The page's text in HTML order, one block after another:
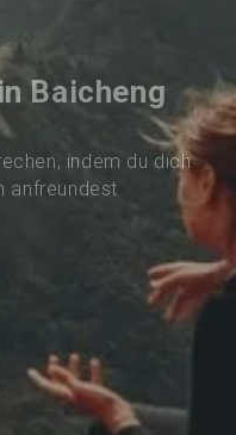
Baicheng
indem du dich
anfreundest